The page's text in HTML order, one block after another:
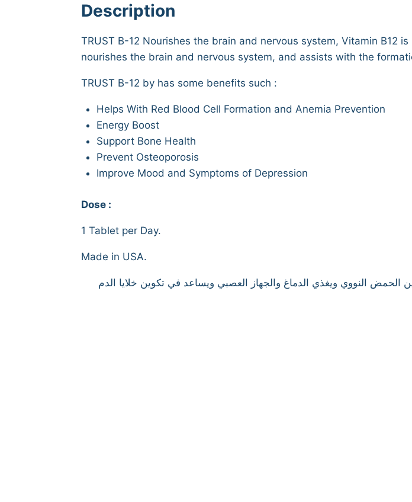
Description
TRUST B-12 Nourishes the brain and nervous system, Vitamin B12
nourishes the brain and nervous system, and assists with the
TRUST B-12 by has some benefits such :
Helps With Red Blood Cell Formation and Anemia Prevention
Energy Boost
Support Bone Health
Prevent Osteoporosis
Improve Mood and Symptoms of Depression
Dose :
1 Tablet per Day.
Made in USA.
تكوين الحمض النووي ويغذي الدماغ والجهاز العصبي ويساعد في تكوين خلايا الدم